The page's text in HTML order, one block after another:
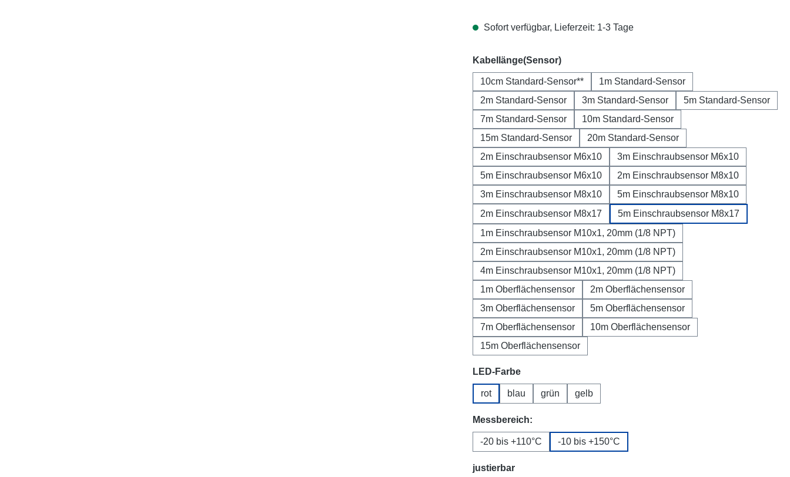
Sofort verfügbar, Lieferzeit: 1-3 Tage
Kabellänge(Sensor)auswählen
10cm Standard-Sensor**
1m Standard-Sensor
2m Standard-Sensor
3m Standard-Sensor
5m Standard-Sensor
7m Standard-Sensor
10m Standard-Sensor
15m Standard-Sensor
20m Standard-Sensor
2m Einschraubsensor M6x10
3m Einschraubsensor M6x10
5m Einschraubsensor M6x10
2m Einschraubsensor M8x10
3m Einschraubsensor M8x10
5m Einschraubsensor M8x10
2m Einschraubsensor M8x17
5m Einschraubsensor M8x17
1m Einschraubsensor M10x1, 20mm (1/8 NPT)
2m Einschraubsensor M10x1, 20mm (1/8 NPT)
4m Einschraubsensor M10x1, 20mm (1/8 NPT)
1m Oberflächensensor
2m Oberflächensensor
3m Oberflächensensor
5m Oberflächensensor
7m Oberflächensensor
10m Oberflächensensor
15m Oberflächensensor
LED-Farbeauswählen
rot blau grün gelb
Messbereich:
-20 bis +110°C -10 bis +150°C
justierbarauswählen